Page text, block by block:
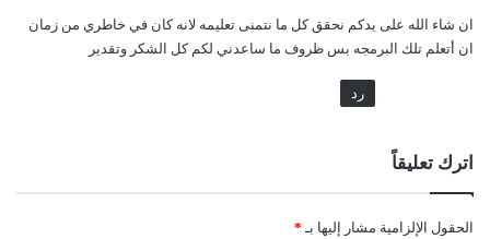
ل
ان شاء الله على يدكم نحقق كل ما نتمنى تعليمه لانه كان في خاطري من زمان
ان أتعلم تلك البرمجه بس ظروف ما ساعدني لكم كل الشكر وتقدير
رد
اترك تعليقاً
الحقول الإلزامية مشار إليها بـ *